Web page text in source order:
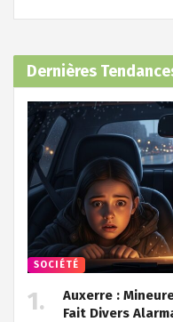
Dernières
SOCIÉTÉ
Auxerre :
Fait Divers